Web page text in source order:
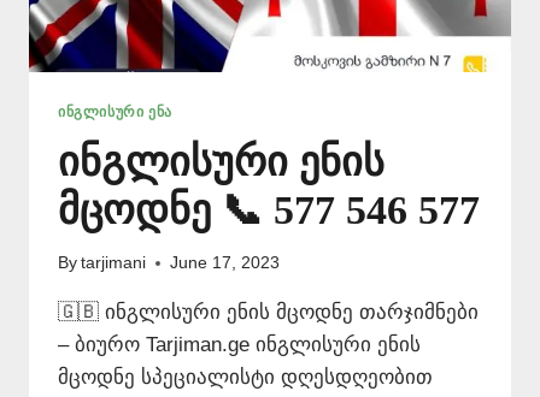
ᲘᲜᲒᲚᲘᲡᲣᲠᲘ ᲔᲜᲐ
ინგლისური ენის
მცოდნე 📞 577 546 577
By tarjimani June 17, 2023
🇬🇧 ინგლისური ენის მცოდნე თარჯიმნები
– ბიურო Tarjiman.ge ინგლისური ენის
მცოდნე სპეციალისტი დღესდღეობით